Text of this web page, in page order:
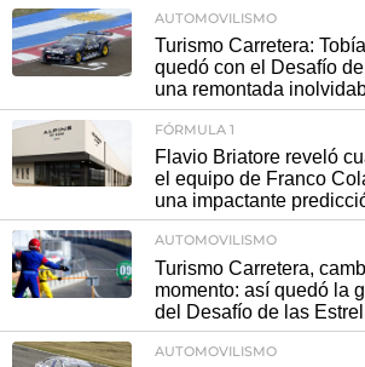
AUTOMOVILISMO
Turismo Carretera:
quedó con el Desafío
una remontada
FÓRMULA 1
Flavio Briatore reveló
el equipo de Franco
una impactante
AUTOMOVILISMO
Turismo Carretera,
momento: así quedó la
del Desafío de las
AUTOMOVILISMO